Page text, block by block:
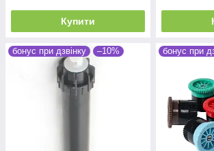
Купити
бонус при дзвінку –10% бонус при